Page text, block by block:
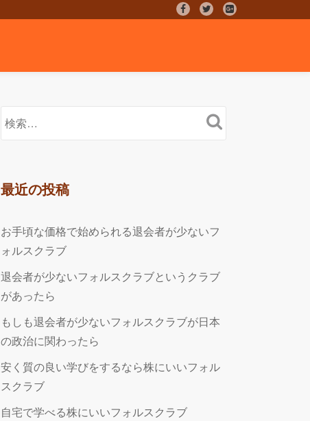
fa-
fa-
fa-
最近の投稿
お手頃な価格で始められる退会者が少ないフ
ォルスクラブ
退会者が少ないフォルスクラブというクラブ
があったら
もしも退会者が少ないフォルスクラブが日本
の政治に関わったら
安く質の良い学びをするなら株にいいフォル
スクラブ
自宅で学べる株にいいフォルスクラブ